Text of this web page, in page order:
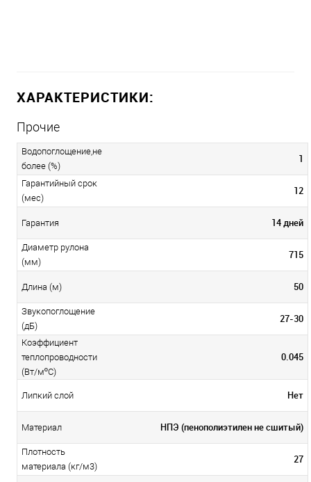
ХАРАКТЕРИСТИКИ:
Прочие
Водопоглощение,не
более (%)
1
Гарантийный срок
(мес)
12
Гарантия 14 дней
Диаметр рулона
(мм)
715
Длина (м) 50
Звукопоглощение
(дБ)
27-30
Коэффициент
теплопроводности
(Вт/мºС)
0.045
Липкий слой Нет
Материал НПЭ (пенополиэтилен не сшитый)
Плотность
материала (кг/м3)
27